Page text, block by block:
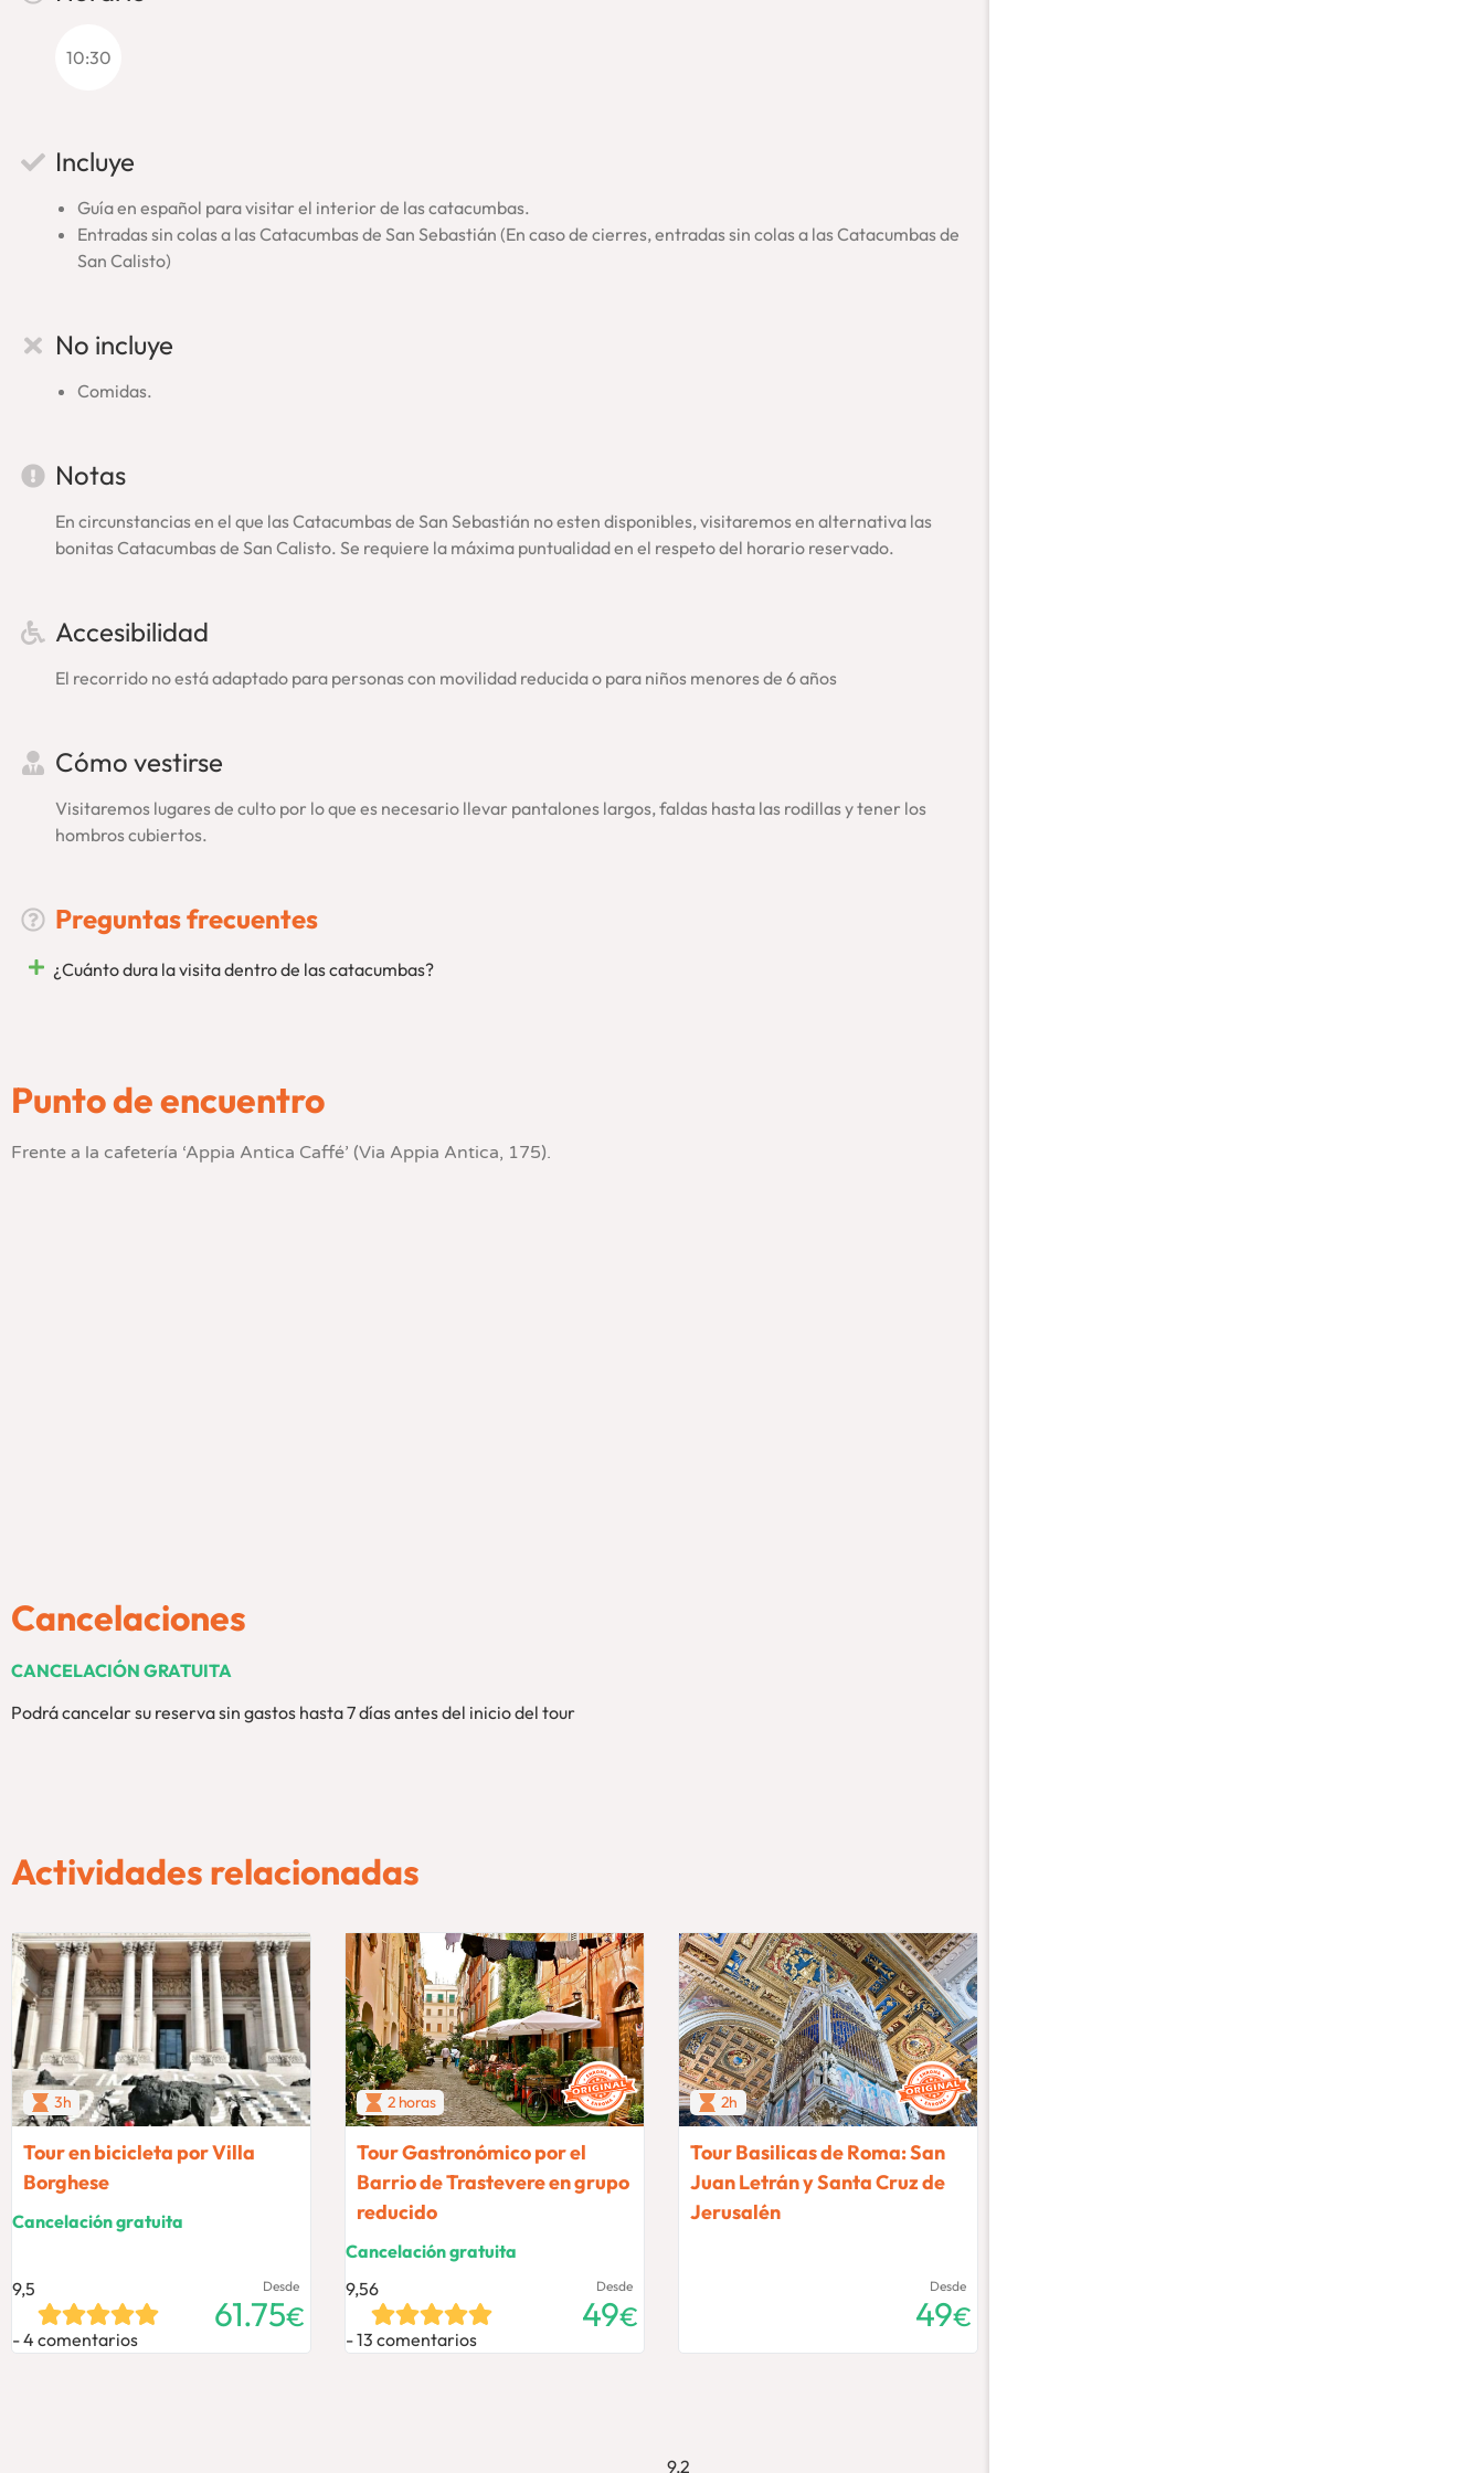
pierdas!10:30
Incluye
Guía en español para visitar el interior de las catacumbas.
Entradas sin colas a las Catacumbas de San Sebastián (En caso de cierres, entradas sin colas a las Catacumbas de
San Calisto)
No incluye
Comidas.
Notas
En circunstancias en el que las Catacumbas de San Sebastián no esten disponibles, visitaremos en alternativa las
bonitas Catacumbas de San Calisto. Se requiere la máxima puntualidad en el respeto del horario reservado.
Accesibilidad
El recorrido no está adaptado para personas con movilidad reducida o para niños menores de 6 años
Cómo vestirse
Visitaremos lugares de culto por lo que es necesario llevar pantalones largos, faldas hasta las rodillas y tener los
hombros cubiertos.
Preguntas frecuentes
¿Cuánto dura la visita dentro de las catacumbas?
Punto de encuentro
Frente a la cafetería ‘Appia Antica Caffé’ (Via Appia Antica, 175).
Cancelaciones
CANCELACIÓN GRATUITA
Podrá cancelar su reserva sin gastos hasta 7 días antes del inicio del tour
Actividades relacionadas
3h
Tour en bicicleta por Villa
Borghese
9,5
4 comentarios
Desde
61.75€
Cancelación gratuita
2 horas
Tour Gastronómico por el
Barrio de Trastevere en grupo
reducido
9,56
13 comentarios
Desde
49€
Cancelación gratuita
2h
Tour Basilicas de Roma: San
Juan Letrán y Santa Cruz de
Jerusalén
Desde
49€
9,2